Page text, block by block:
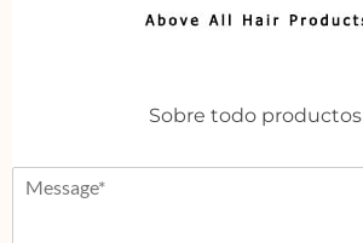
Sobre todo productos